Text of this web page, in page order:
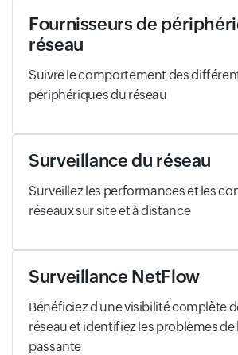
Fournisseurs de
réseau
Suivre le comportement des
périphériques du réseau
Surveillance du réseau
Surveillez les performances et les
réseaux sur site et à distance
Surveillance NetFlow
Bénéficiez d'une visibilité complète
réseau et identifiez les problèmes
passante